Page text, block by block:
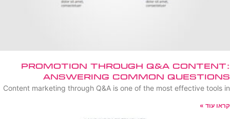
Promotion Through Q&A Content:
Answering Common Questions
Content marketing through Q&A is one of the most effective tools in
קראו עוד »